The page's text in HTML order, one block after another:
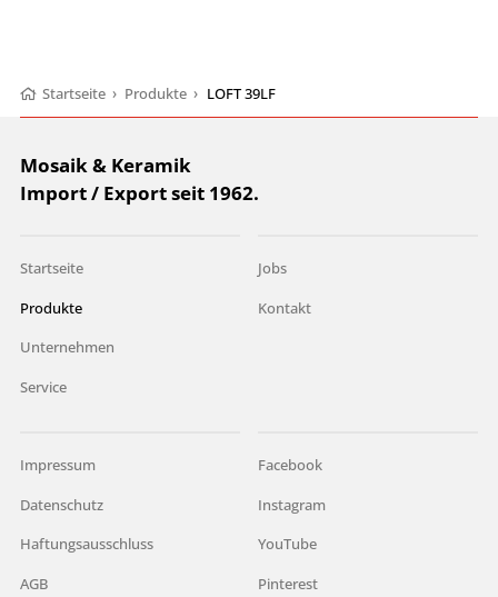
Startseite › Produkte › LOFT 39LF
Mosaik & Keramik
Import / Export seit 1962.
Startseite
Produkte
Unternehmen
Service
Jobs
Kontakt
Impressum
Datenschutz
Haftungsausschluss
AGB
Facebook
Instagram
YouTube
Pinterest